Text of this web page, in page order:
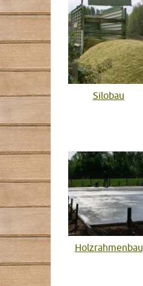
Silobau
Holzrahmenbau